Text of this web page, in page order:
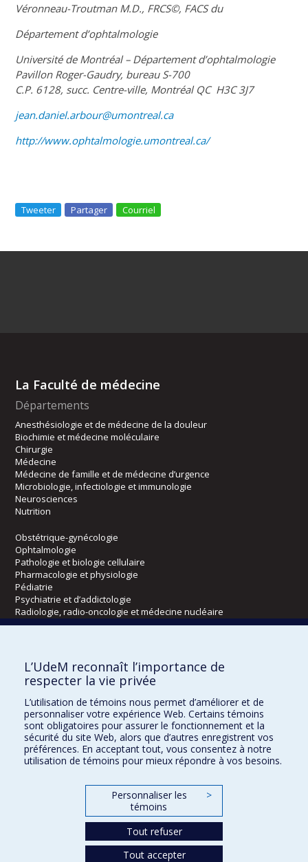
Véronneau-Troutman M.D., FRCS©, FACS du
Département d’ophtalmologie
Université de Montréal – Département d’ophtalmologie
Pavillon Roger-Gaudry, bureau S-700
C.P. 6128, succ. Centre-ville, Montréal QC H3C 3J7
jean.daniel.arbour@umontreal.ca
http://www.ophtalmologie.umontreal.ca/
Tweeter Partager Courriel
La Faculté de médecine
Départements
Anesthésiologie et de médecine de la douleur
Biochimie et médecine moléculaire
Chirurgie
Médecine
Médecine de famille et de médecine d’urgence
Microbiologie, infectiologie et immunologie
Neurosciences
Nutrition
Obstétrique-gynécologie
Ophtalmologie
Pathologie et biologie cellulaire
Pharmacologie et physiologie
Pédiatrie
Psychiatrie et d’addictologie
Radiologie, radio-oncologie et médecine nucléaire
Kinésiologie et des sciences de l’activité physique
Orthophonie et audiologie
Réadaptation
Directions
DPC
CPASS
L’UdeM reconnaît l’importance de
respecter la vie privée
L’utilisation de témoins nous permet d’améliorer et de
personnaliser votre expérience Web. Certains témoins
sont obligatoires pour assurer le fonctionnement et la
sécurité du site Web, alors que d’autres enregistrent vos
préférences. En acceptant tout, vous consentez à notre
utilisation de témoins pour mieux répondre à vos besoins.
Personnaliser les
témoins
>
Tout refuser
Tout accepter